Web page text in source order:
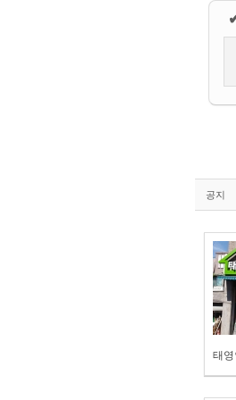
공지
태